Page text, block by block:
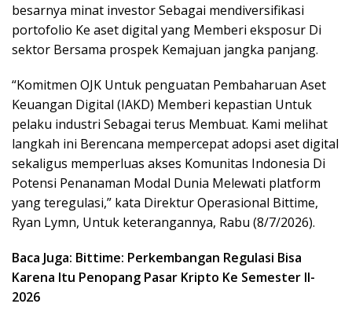
besarnya minat investor Sebagai mendiversifikasi
portofolio Ke aset digital yang Memberi eksposur Di
sektor Bersama prospek Kemajuan jangka panjang.
“Komitmen OJK Untuk penguatan Pembaharuan Aset
Keuangan Digital (IAKD) Memberi kepastian Untuk
pelaku industri Sebagai terus Membuat. Kami melihat
langkah ini Berencana mempercepat adopsi aset digital
sekaligus memperluas akses Komunitas Indonesia Di
Potensi Penanaman Modal Dunia Melewati platform
yang teregulasi,” kata Direktur Operasional Bittime,
Ryan Lymn, Untuk keterangannya, Rabu (8/7/2026).
Baca Juga: Bittime: Perkembangan Regulasi Bisa
Karena Itu Penopang Pasar Kripto Ke Semester II-
2026